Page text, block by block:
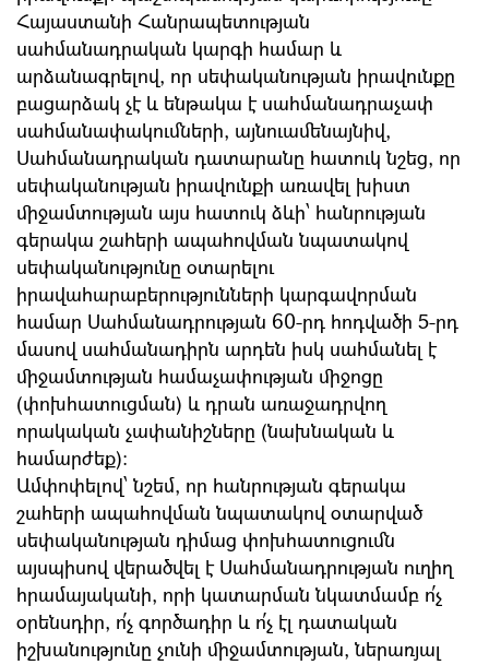
Հայաստանի Հանրապետության
սահմանադրական կարգի համար և
արձանագրելով, որ սեփականության իրավունքը
բացարձակ չէ և ենթակա է սահմանադրաչափ
սահմանափակումների, այնուամենայնիվ,
Սահմանադրական դատարանը հատուկ նշեց, որ
սեփականության իրավունքի առավել խիստ
միջամտության այս հատուկ ձևի՝ հանրության
գերակա շահերի ապահովման նպատակով
սեփականությունը օտարելու
իրավահարաբերությունների կարգավորման
համար Սահմանադրության 60-րդ հոդվածի 5-րդ
մասով սահմանադիրն արդեն իսկ սահմանել է
միջամտության համաչափության միջոցը
(փոխհատուցման) և դրան առաջադրվող
որակական չափանիշները (նախնական և
համարժեք)։
Ամփոփելով՝ նշեմ, որ հանրության գերակա
շահերի ապահովման նպատակով օտարված
սեփականության դիմաց փոխհատուցումն
այսպիսով վերածվել է Սահմանադրության ուղիղ
հրամայականի, որի կատարման նկատմամբ ո՛չ
օրենսդիր, ո՛չ գործադիր և ո՛չ էլ դատական
իշխանությունը չունի միջամտության, ներառյալ